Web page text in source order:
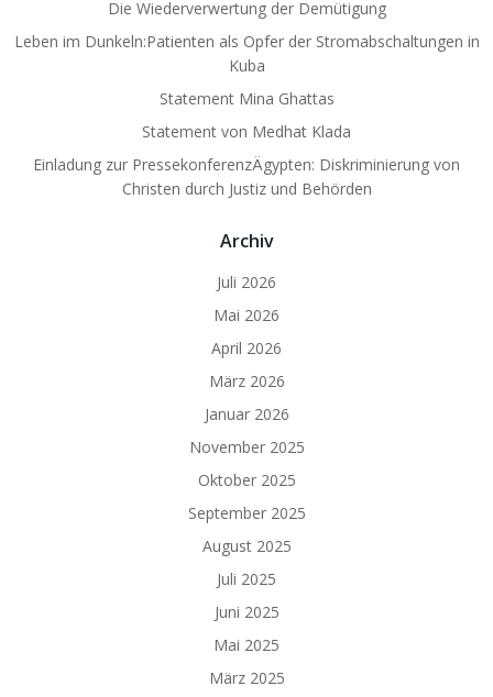
Die Wiederverwertung der Demütigung
Leben im Dunkeln:Patienten als Opfer der Stromabschaltungen in
Kuba
Statement Mina Ghattas
Statement von Medhat Klada
Einladung zur PressekonferenzÄgypten: Diskriminierung von
Christen durch Justiz und Behörden
Archiv
Juli 2026
Mai 2026
April 2026
März 2026
Januar 2026
November 2025
Oktober 2025
September 2025
August 2025
Juli 2025
Juni 2025
Mai 2025
März 2025